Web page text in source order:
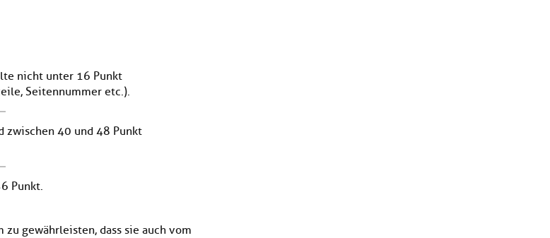
nicht unter 16 Punkt
Seitennummer etc.).
zwischen 40 und 48 Punkt
Punkt.
gewährleisten, dass sie auch vom